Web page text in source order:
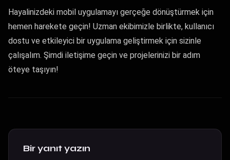
Hayalinizdeki mobil uygulamayı gerçeğe dönüştürmek için
hemen harekete geçin! Uzman ekibimizle birlikte, kullanıcı
dostu ve etkileyici bir uygulama geliştirmek için sizinle
çalışalım. Şimdi iletişime geçin ve projelerinizi bir adım
öteye taşıyın!
Bir yanıt yazın